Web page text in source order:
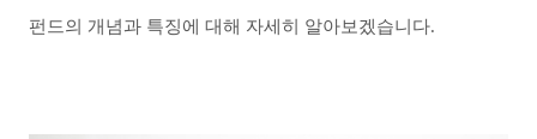
펀드의 개념과 특징에 대해 자세히 알아보겠습니다.